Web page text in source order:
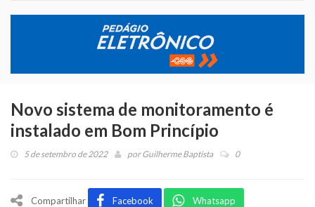
Novo sistema de monitoramento é
instalado em Bom Princípio
5 de setembro de 2022 porGuilherme Baptista 0
Compartilhar Facebook Whatsapp